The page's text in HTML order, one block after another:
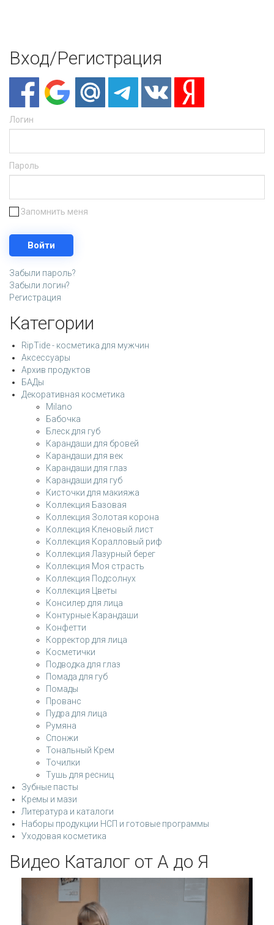
Вход/Регистрация
Логин
Пароль
Запомнить меня
Забыли пароль?
Забыли логин?
Регистрация
Категории
RipTide - косметика для мужчин
Аксессуары
Архив продуктов
БАДы
Декоративная косметика
Milano
Бабочка
Блеск для губ
Карандаши для бровей
Карандаши для век
Карандаши для глаз
Карандаши для губ
Кисточки для макияжа
Коллекция Базовая
Коллекция Золотая корона
Коллекция Кленовый лист
Коллекция Коралловый риф
Коллекция Лазурный берег
Коллекция Моя страсть
Коллекция Подсолнух
Коллекция Цветы
Консилер для лица
Контурные Карандаши
Конфетти
Корректор для лица
Косметички
Подводка для глаз
Помада для губ
Помады
Прованс
Пудра для лица
Румяна
Спонжи
Тональный Крем
Точилки
Тушь для ресниц
Зубные пасты
Кремы и мази
Литература и каталоги
Наборы продукции НСП и готовые программы
Уходовая косметика
Видео Каталог от А до Я